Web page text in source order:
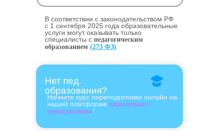
В соответствии с законодательством РФ
c 1 сентября 2025 года образовательные
услуги могут оказывать только
специалисты с педагогическим
образованием (273 ФЗ)
Начните курс переподготовки онлайн на
нашей платформе параллельно с
преподаванием!
Нет пед.
образования?
Нас выбрали 10 000+